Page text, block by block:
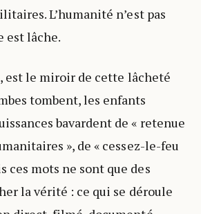
L’humanité n’est pas
est lâche.
est le miroir de cette lâcheté
tombent, les enfants
bavardent de « retenue
», de « cessez-le-feu
ces mots ne sont que des
la vérité : ce qui se déroule